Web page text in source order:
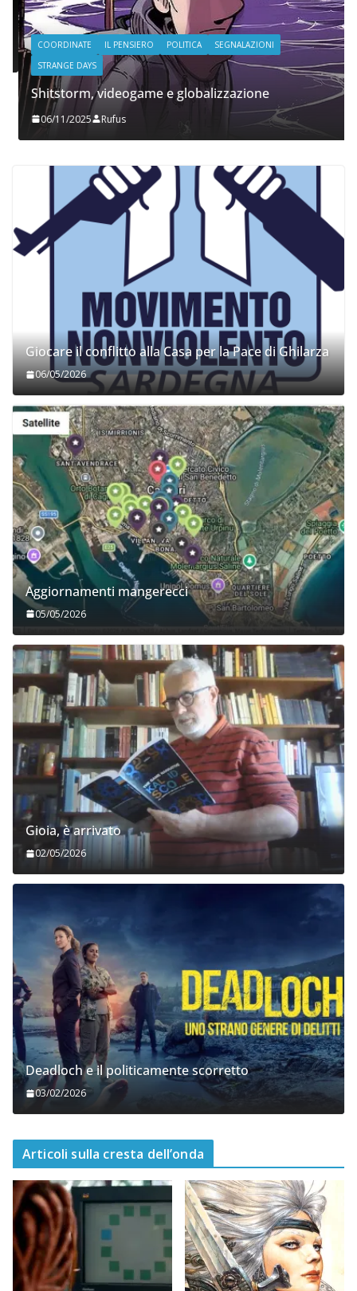
COORDINATE IL PENSIERO POLITICA
SEGNALAZIONI
STRANGE DAYS
Shitstorm, videogame e globalizzazione
06/11/2025 Rufus
Giocare il conflitto alla Casa per la Pace di Ghilarza
06/05/2026
Aggiornamenti mangerecci
05/05/2026
Gioia, è arrivato
02/05/2026
Deadloch e il politicamente scorretto
03/02/2026
Articoli sulla cresta dell’onda